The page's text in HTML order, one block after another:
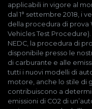
applicabili in vigore al
dal 1° settembre 2018, i
della procedura di prova
Vehicles Test
NEDC, la procedura di
disponibile presso le
di carburante e alle
tutti i nuovi modelli di
motore, anche lo stile di
contribuiscono a
emissioni di CO2 di